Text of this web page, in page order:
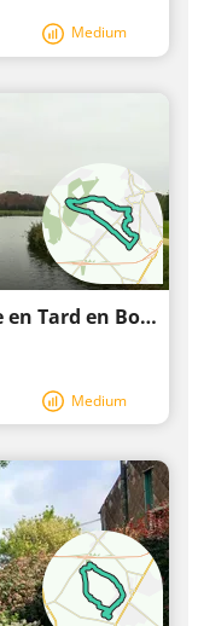
Medium
#221003 - Braine-l'Alleud, Timpe en Tard en Bois du Foriest, Park en Meer van het Paradijs***
Medium